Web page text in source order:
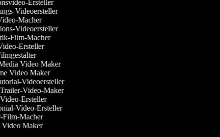
Ersteller
Videoersteller
Macher
Videoersteller
Film-Macher
Ersteller
Video Maker
Video Maker
Videoersteller
Trailer-Video-Maker
Video-Ersteller
Video-Ersteller
Film-Macher
Video Maker